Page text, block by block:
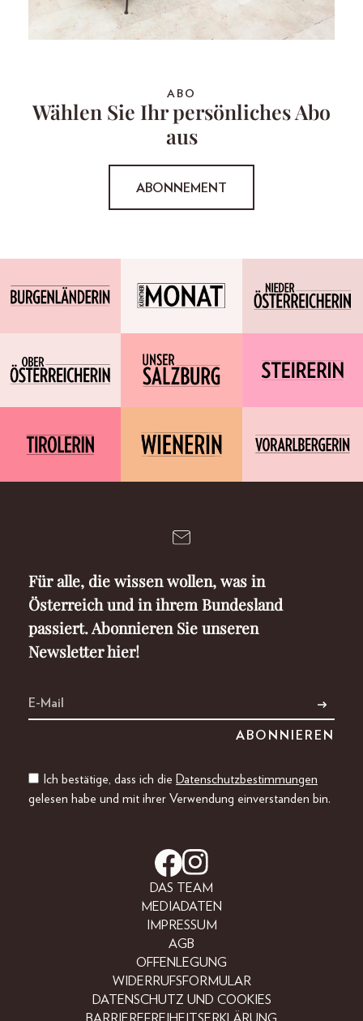
ABO
Wählen Sie Ihr persönliches Abo
aus
ABONNEMENT
Für alle, die wissen wollen, was in
Österreich und in ihrem Bundesland
passiert. Abonnieren Sie unseren
Newsletter hier!
Ich bestätige, dass ich die Datenschutzbestimmungen
gelesen habe und mit ihrer Verwendung einverstanden bin.
DAS TEAM
MEDIADATEN
IMPRESSUM
AGB
OFFENLEGUNG
WIDERRUFSFORMULAR
DATENSCHUTZ UND COOKIES
BARRIEREFREIHEITSERKLÄRUNG